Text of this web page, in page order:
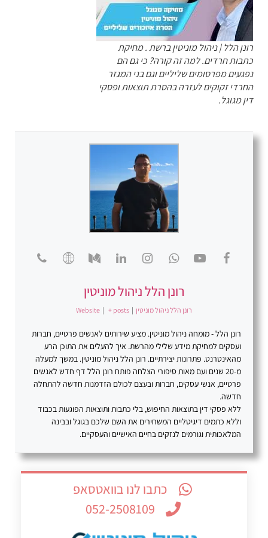
רונן הלל | ניהול מוניטין ברשת . מחיקת
כתבות חרדים. למה זה קורה? כי גם הם
נפגעים מפרסומים שליליים וגם בני המגזר
החרדי זקוקים לעזרה בהסרת תוצאות ופסקי
דין מגוגל.
רונן הלל ניהול מוניטין
רונן הלל ניהול מוניטין |
Website | + posts
רונן הלל - מומחה ניהול מוניטין. מציע שירותים לאנשים פרטיים, חברות
ועסקים למחיקת מידע שלילי מהרשת. איך להעלים את התוכן הרע
מהאינטרנט. פתרונות יצירתיים. רונן הלל ניהול מוניטין. במשך למעלה
מ-20 שנים ועם מאות סיפורי הצלחה פותח רונן הלל דף חדש לאנשים
פרטיים, אנשי עסקים, חברות ובעצם לכולם הזדמנות חדשה להתחלה
חדשה.
ללא פסקי דין בתוצאות החיפוש, בלי כתבות ותוצאות הפוגעות בכבוד
וללא כתמים דיגיטליים המשחירים את השם שלכם בגוגל ובבינה
המלאכותית וגורמים לנזקים בחיים האישיים והעסקיים.
כתבו לנו בוואטסאפ
052-2508109